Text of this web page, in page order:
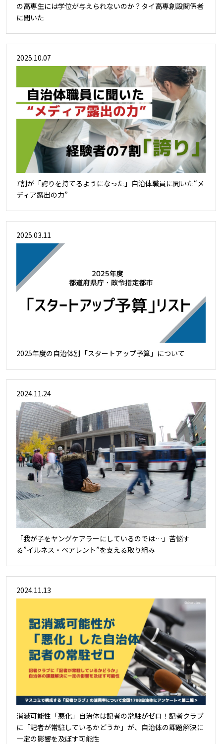
の高専生には学位が与えられないのか？タイ高専創設関係者
に聞いた
2025.10.07
7割が「誇りを持てるようになった」自治体職員に聞いた“メ
ディア露出の力”
2025.03.11
2025年度の自治体別「スタートアップ予算」について
2024.11.24
「我が子をヤングケアラーにしているのでは…」苦悩す
る”イルネス・ペアレント”を支える取り組み
2024.11.13
消滅可能性「悪化」自治体は記者の常駐がゼロ！記者クラブ
に「記者が常駐しているかどうか」が、自治体の課題解決に
一定の影響を及ぼす可能性